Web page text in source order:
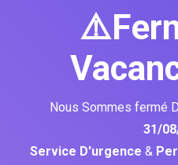
Nous Sommes fermé
31/
Service D'urgence &